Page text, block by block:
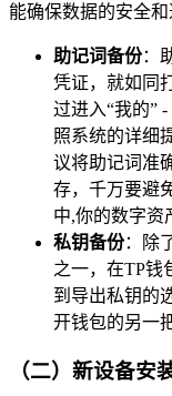
能确保数据的安全和
助记词备份：
凭证，就如同
过进入“我的”
照系统的详细
议将助记词准
存，千万要避
中,你的数字资
私钥备份：除
之一，在TP钱
到导出私钥的
开钱包的另一
（二）新设备安